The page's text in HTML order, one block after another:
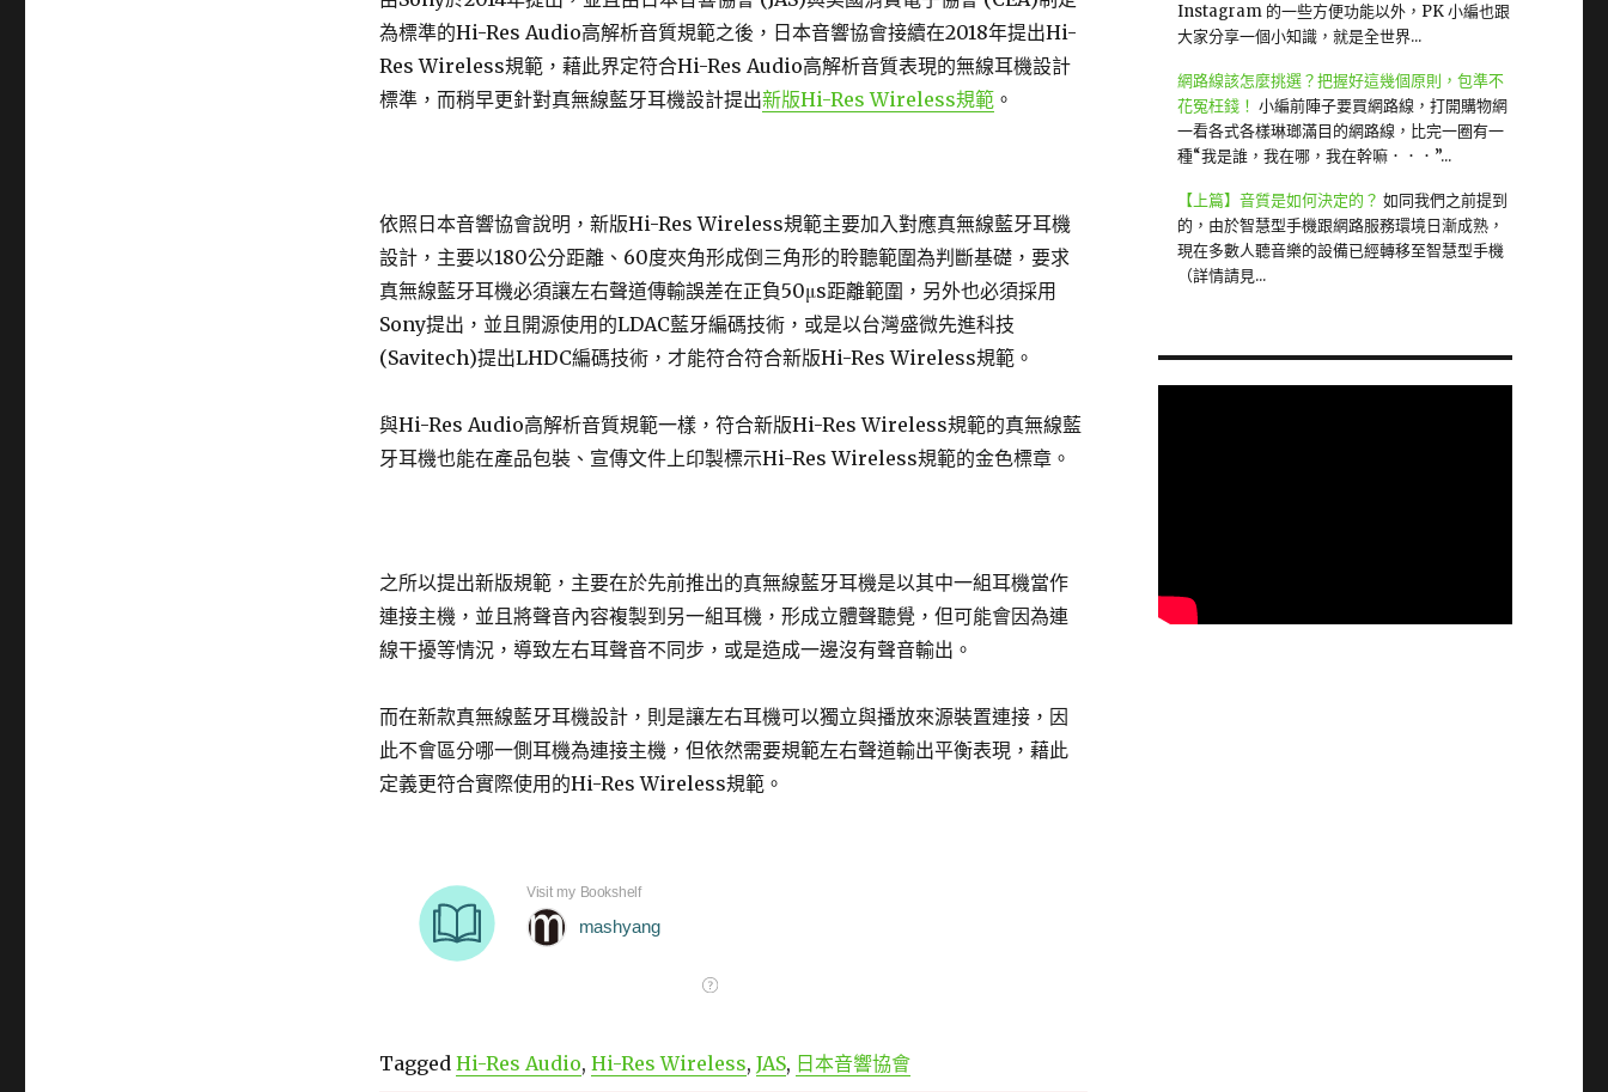
為標準的Hi-Res Audio高解析音質規範之後，日本音響協會接續在2018年提出Hi-
Res Wireless規範，藉此界定符合Hi-Res Audio高解析音質表現的無線耳機設計
標準，而稍早更針對真無線藍牙耳機設計提出新版Hi-Res Wireless規範。
依照日本音響協會說明，新版Hi-Res Wireless規範主要加入對應真無線藍牙耳機
設計，主要以180公分距離、60度夾角形成倒三角形的聆聽範圍為判斷基礎，要求
真無線藍牙耳機必須讓左右聲道傳輸誤差在正負50μs距離範圍，另外也必須採用
Sony提出，並且開源使用的LDAC藍牙編碼技術，或是以台灣盛微先進科技
(Savitech)提出LHDC編碼技術，才能符合符合新版Hi-Res Wireless規範。
與Hi-Res Audio高解析音質規範一樣，符合新版Hi-Res Wireless規範的真無線藍
牙耳機也能在產品包裝、宣傳文件上印製標示Hi-Res Wireless規範的金色標章。
之所以提出新版規範，主要在於先前推出的真無線藍牙耳機是以其中一組耳機當作
連接主機，並且將聲音內容複製到另一組耳機，形成立體聲聽覺，但可能會因為連
線干擾等情況，導致左右耳聲音不同步，或是造成一邊沒有聲音輸出。
而在新款真無線藍牙耳機設計，則是讓左右耳機可以獨立與播放來源裝置連接，因
此不會區分哪一側耳機為連接主機，但依然需要規範左右聲道輸出平衡表現，藉此
定義更符合實際使用的Hi-Res Wireless規範。
Tagged Hi-Res Audio, Hi-Res Wireless, JAS, 日本音響協會
Instagram 的一些方便功能以外，PK 小編也跟
大家分享一個小知識，就是全世界...
網路線該怎麼挑選？把握好這幾個原則，包準不
花冤枉錢！ 小編前陣子要買網路線，打開購物網
一看各式各樣琳瑯滿目的網路線，比完一圈有一
種“我是誰，我在哪，我在幹嘛．．．”...
【上篇】音質是如何決定的？ 如同我們之前提到
的，由於智慧型手機跟網路服務環境日漸成熟，
現在多數人聽音樂的設備已經轉移至智慧型手機
（詳情請見...